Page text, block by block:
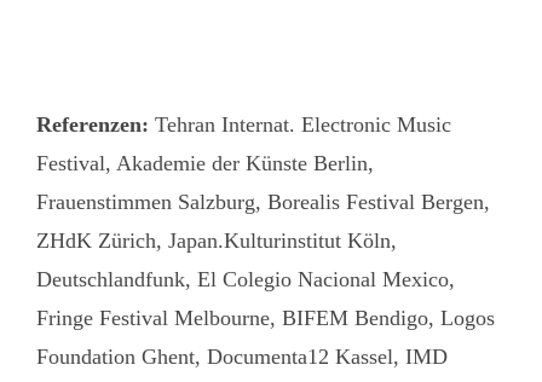
Referenzen: Tehran Internat. Electronic Music
Festival, Akademie der Künste Berlin,
Frauenstimmen Salzburg, Borealis Festival Bergen,
ZHdK Zürich, Japan.Kulturinstitut Köln,
Deutschlandfunk, El Colegio Nacional Mexico,
Fringe Festival Melbourne, BIFEM Bendigo, Logos
Foundation Ghent, Documenta12 Kassel, IMD